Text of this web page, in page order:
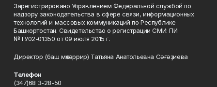
Зарегистрировано Управлением Федеральной службой по
надзору законодательства в сфере связи, информационных
технологий и массовых коммуникаций по Республике
Башкортостан. Свидетельство о регистрации СМИ: ПИ
№ТУ02-01350 от 09 июля 2015 г.
Директор (баш мөхәррир) Татьяна Анатольевна Сәғәҙиева
Телефон
(347)68 3-28-50